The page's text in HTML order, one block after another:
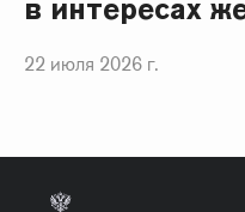
в интересах
22 июля 2026 г.